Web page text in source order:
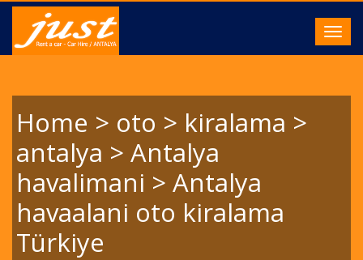
Home > oto > kiralama >
antalya > Antalya
havalimani > Antalya
havaalani oto kiralama
Türkiye